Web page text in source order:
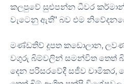
කලපුවේ සුළුපන්න ධීවර
වැටෙනු ඇති" බව එම
මණ්ඩතිව් දූපත කඩොලාන,
වගුරු බිම්වලින් සමන්විත තෙත්
දෙන පරිසරවේදී සජීව චාමිකර,